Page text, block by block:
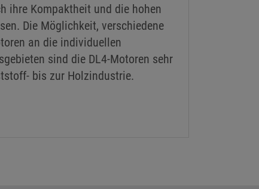
ihre Kompaktheit und die hohen
Die Möglichkeit, verschiedene
an die individuellen
sind die DL4-Motoren sehr
bis zur Holzindustrie.